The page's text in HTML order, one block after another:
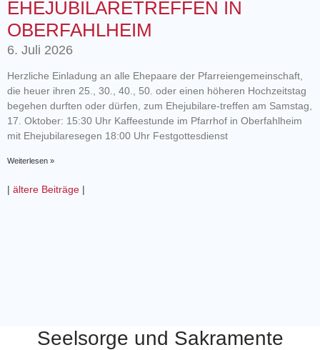
EHEJUBILARETREFFEN IN
OBERFAHLHEIM
6. Juli 2026
Herzliche Einladung an alle Ehepaare der Pfarreiengemeinschaft,
die heuer ihren 25., 30., 40., 50. oder einen höheren Hochzeitstag
begehen durften oder dürfen, zum Ehejubilare-treffen am Samstag,
17. Oktober: 15:30 Uhr Kaffeestunde im Pfarrhof in Oberfahlheim
mit Ehejubilaresegen 18:00 Uhr Festgottesdienst
Weiterlesen »
| ältere Beiträge |
Seelsorge und Sakramente